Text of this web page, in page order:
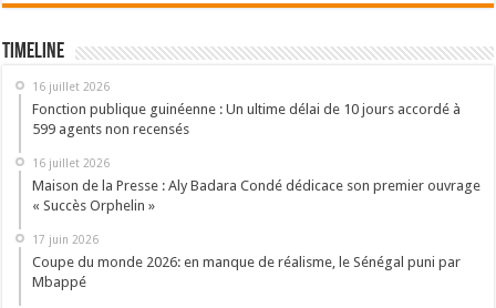
Timeline
16 juillet 2026
Fonction publique guinéenne : Un ultime délai de 10 jours accordé à
599 agents non recensés
16 juillet 2026
Maison de la Presse : Aly Badara Condé dédicace son premier ouvrage
« Succès Orphelin »
17 juin 2026
Coupe du monde 2026: en manque de réalisme, le Sénégal puni par
Mbappé